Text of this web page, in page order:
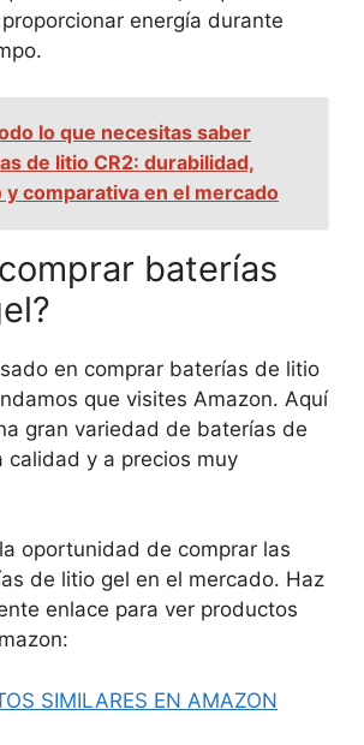
energía durante
lo que necesitas saber
de litio CR2: durabilidad,
comparativa en el mercado
baterías
en comprar baterías de litio
que visites Amazon. Aquí
gran variedad de baterías de
calidad y a precios muy
oportunidad de comprar las
de litio gel en el mercado. Haz
enlace para ver productos
SIMILARES EN AMAZON